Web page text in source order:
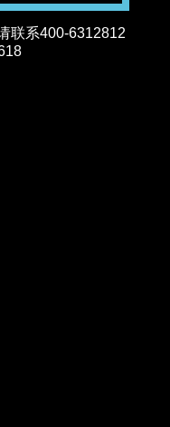
联系400-6312812